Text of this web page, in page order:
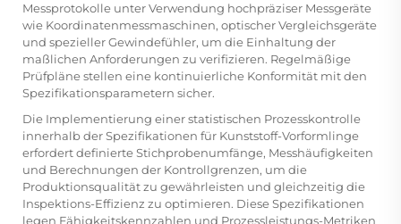
Messprotokolle unter Verwendung hochpräziser Messgeräte
wie Koordinatenmessmaschinen, optischer Vergleichsgeräte
und spezieller Gewindefühler, um die Einhaltung der
maßlichen Anforderungen zu verifizieren. Regelmäßige
Prüfpläne stellen eine kontinuierliche Konformität mit den
Spezifikationsparametern sicher.
Die Implementierung einer statistischen Prozesskontrolle
innerhalb der Spezifikationen für Kunststoff-Vorformlinge
erfordert definierte Stichprobenumfänge, Messhäufigkeiten
und Berechnungen der Kontrollgrenzen, um die
Produktionsqualität zu gewährleisten und gleichzeitig die
Inspektions-Effizienz zu optimieren. Diese Spezifikationen
legen Fähigkeitskennzahlen und Prozessleistungs-Metriken